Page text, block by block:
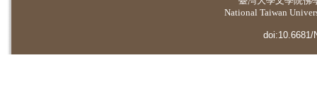
National Taiwan
doi:10.6681/